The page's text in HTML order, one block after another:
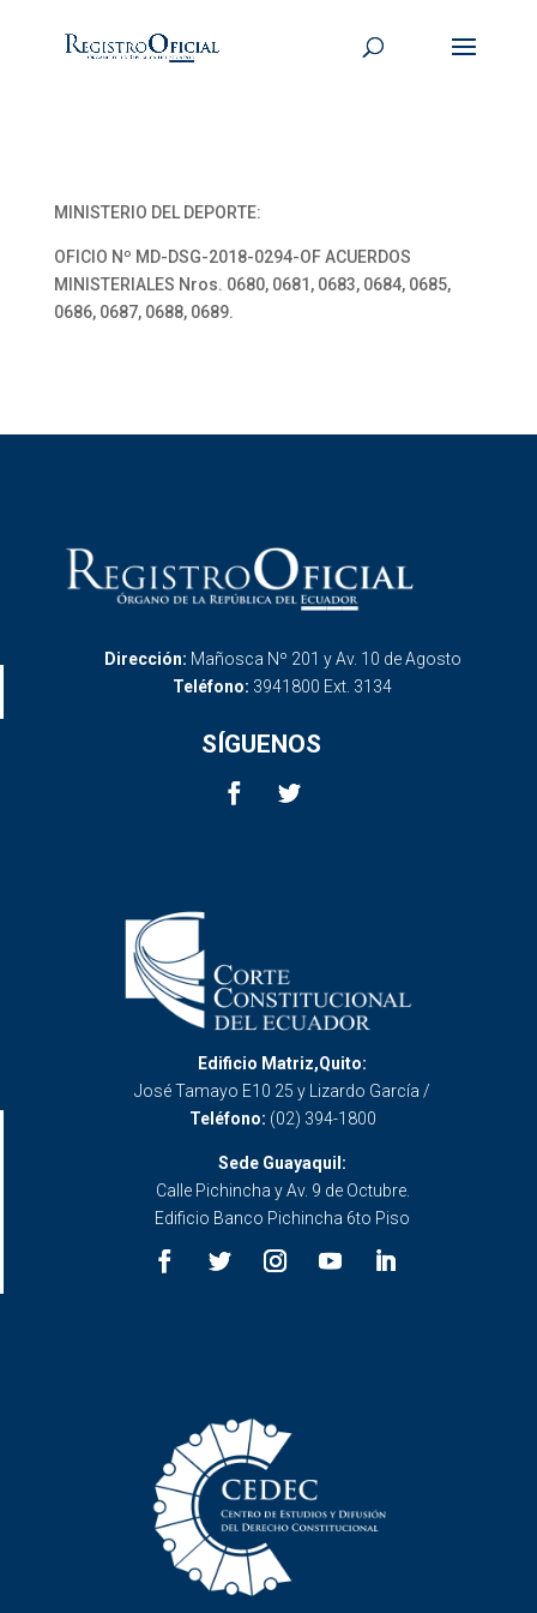
MINISTERIO DEL DEPORTE:
OFICIO Nº MD-DSG-2018-0294-OF ACUERDOS
MINISTERIALES Nros. 0680, 0681, 0683, 0684, 0685,
0686, 0687, 0688, 0689.
Dirección: Mañosca Nº 201 y Av. 10 de Agosto
Teléfono: 3941800 Ext. 3134
SÍGUENOS
Edificio Matriz,Quito:
José Tamayo E10 25 y Lizardo García /
Teléfono: (02) 394-1800
Sede Guayaquil:
Calle Pichincha y Av. 9 de Octubre.
Edificio Banco Pichincha 6to Piso